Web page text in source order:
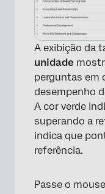
A exibição da
unidade
perguntas em
desempenho
A cor verde
superando a
indica que
referência.
Passe o